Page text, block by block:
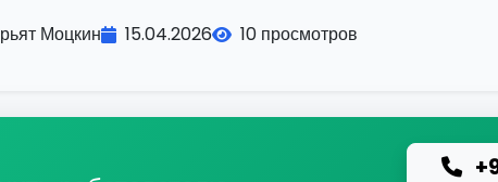
Моцкин 15.04.2026 10 просмотров